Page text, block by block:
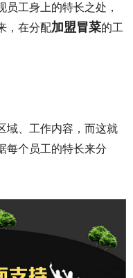
工身上的特长之处，
，在分配加盟冒菜的工
域、工作内容，而这就
每个员工的特长来分